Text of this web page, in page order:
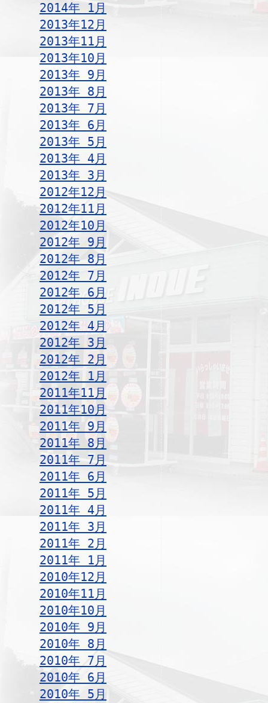
2014年 1月
2013年12月
2013年11月
2013年10月
2013年 9月
2013年 8月
2013年 7月
2013年 6月
2013年 5月
2013年 4月
2013年 3月
2012年12月
2012年11月
2012年10月
2012年 9月
2012年 8月
2012年 7月
2012年 6月
2012年 5月
2012年 4月
2012年 3月
2012年 2月
2012年 1月
2011年11月
2011年10月
2011年 9月
2011年 8月
2011年 7月
2011年 6月
2011年 5月
2011年 4月
2011年 3月
2011年 2月
2011年 1月
2010年12月
2010年11月
2010年10月
2010年 9月
2010年 8月
2010年 7月
2010年 6月
2010年 5月